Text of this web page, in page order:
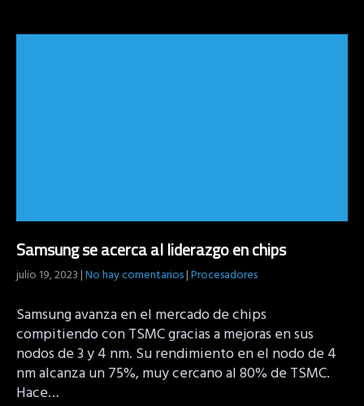
Samsung se acerca al liderazgo en chips
julio 19, 2023|No hay comentarios|Procesadores
Samsung avanza en el mercado de chips
compitiendo con TSMC gracias a mejoras en sus
nodos de 3 y 4 nm. Su rendimiento en el nodo de 4
nm alcanza un 75%, muy cercano al 80% de TSMC.
Hace…